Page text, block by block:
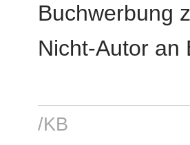
Buchwerbung
Nicht-Autor an
/KB